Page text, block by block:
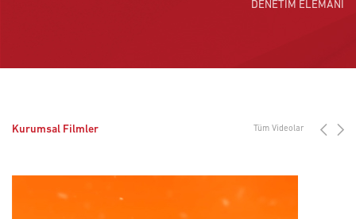
DENETİM ELEMANI
Kurumsal Filmler Tüm Videolar